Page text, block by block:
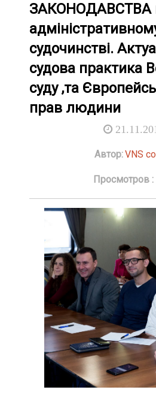
ЗАКОНОДАВСТВА
судочинстві.
судова практика
суду ,та
прав людини
Автор:VNS
Просмотров :